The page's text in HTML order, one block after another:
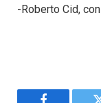
-Roberto Cid,